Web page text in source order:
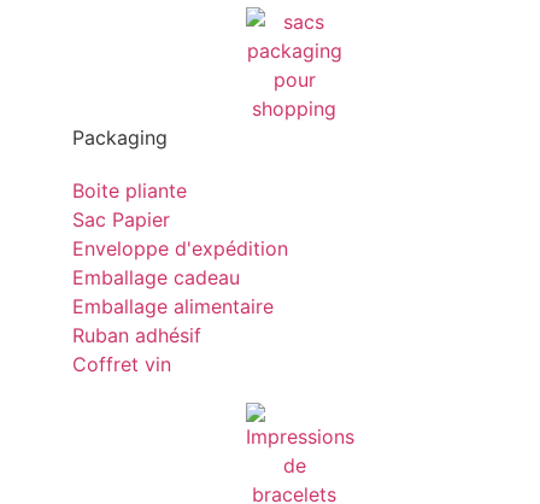
Packaging
Boite pliante
Sac Papier
Enveloppe d'expédition
Emballage cadeau
Emballage alimentaire
Ruban adhésif
Coffret vin